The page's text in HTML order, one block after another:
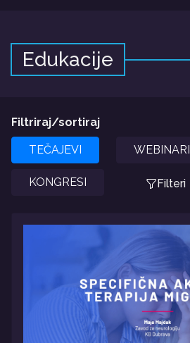
Edukacije
Filtriraj/sortiraj
TEČAJEVI WEBINARI
KONGRESI Filteri